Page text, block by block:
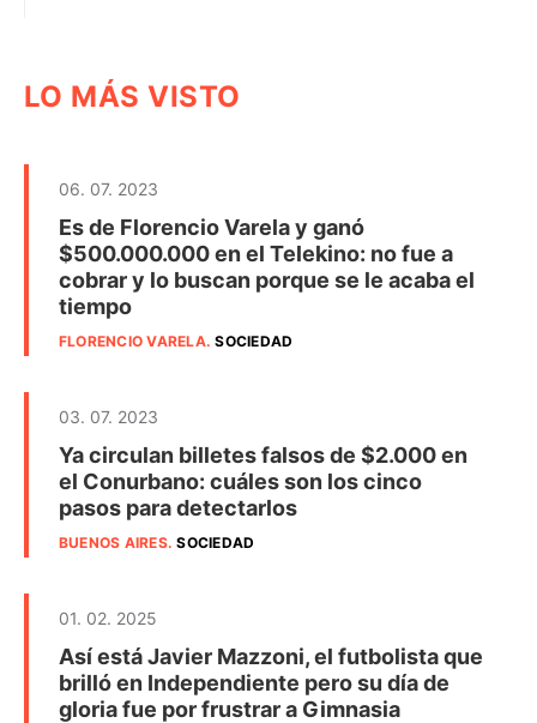
LO MÁS VISTO
06. 07. 2023
Es de Florencio Varela y ganó
$500.000.000 en el Telekino: no fue a
cobrar y lo buscan porque se le acaba el
tiempo
FLORENCIO VARELA.SOCIEDAD
03. 07. 2023
Ya circulan billetes falsos de $2.000 en
el Conurbano: cuáles son los cinco
pasos para detectarlos
BUENOS AIRES.SOCIEDAD
01. 02. 2025
Así está Javier Mazzoni, el futbolista que
brilló en Independiente pero su día de
gloria fue por frustrar a Gimnasia